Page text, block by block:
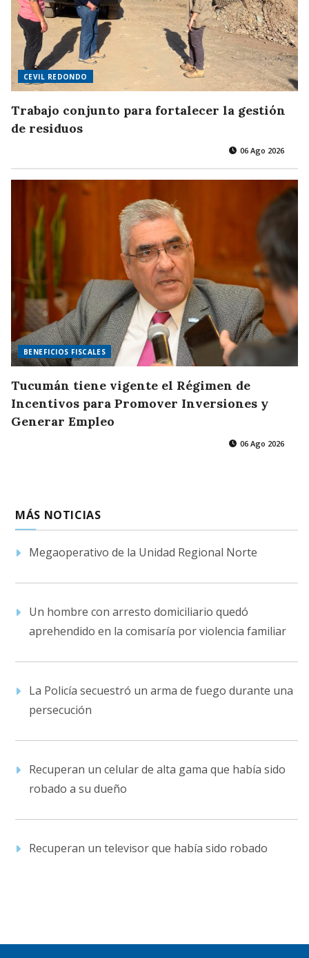
CEVIL REDONDO
Trabajo conjunto para fortalecer la gestión
de residuos
06 Ago 2026
BENEFICIOS FISCALES
Tucumán tiene vigente el Régimen de
Incentivos para Promover Inversiones y
Generar Empleo
06 Ago 2026
MÁS NOTICIAS
Megaoperativo de la Unidad Regional Norte
Un hombre con arresto domiciliario quedó
aprehendido en la comisaría por violencia familiar
La Policía secuestró un arma de fuego durante una
persecución
Recuperan un celular de alta gama que había sido
robado a su dueño
Recuperan un televisor que había sido robado